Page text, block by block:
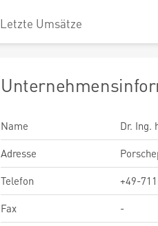
Letzte Umsätze
Name
Dr. Ing.
Adresse
Telefon
+49-
Fax
-